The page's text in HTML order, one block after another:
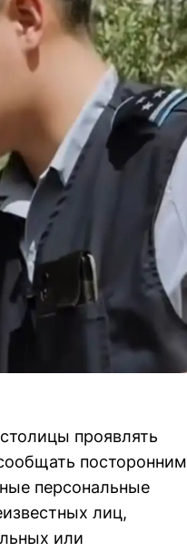
проявлять
посторонним
персональные
лиц,
или